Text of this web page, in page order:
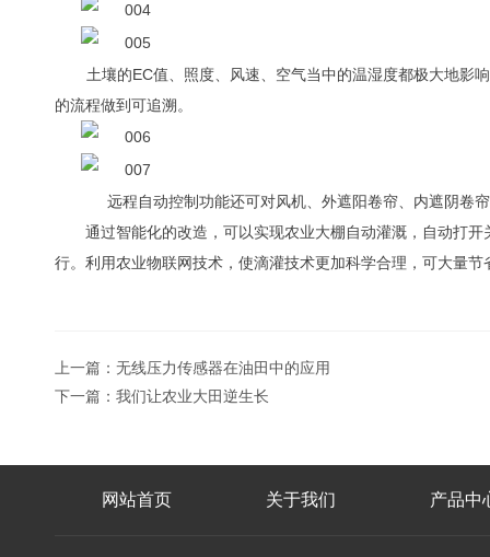
土壤的EC值、照度、风速、空气当中的温湿度都极大地影
的流程做到可追溯。
远程自动控制功能还可对风机、外遮阳卷帘、内遮阴卷
通过智能化的改造，可以实现农业大棚自动灌溉，自动打
行。利用农业物联网技术，使滴灌技术更加科学合理，可大量
上一篇： 无线压力传感器在油田中的应用
下一篇： 我们让农业大田逆生长
网站首页 关于我们 产品中